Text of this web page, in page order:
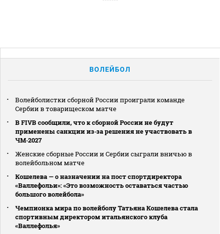
ВОЛЕЙБОЛ
Волейболистки сборной России проиграли команде
Сербии в товарищеском матче
В FIVB сообщили, что к сборной России не будут
применены санкции из‑за решения не участвовать в
ЧМ‑2027
Женские сборные России и Сербии сыграли вничью в
волейбольном матче
Кошелева — о назначении на пост спортдиректора
«Валлефольи»: «Это возможность оставаться частью
большого волейбола»
Чемпионка мира по волейболу Татьяна Кошелева стала
спортивным директором итальянского клуба
«Валлефолья»